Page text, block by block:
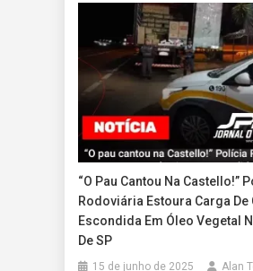
“O Pau Cantou Na Castello!”
Rodoviária Estoura Carga De
Escondida Em Óleo Vegetal
De SP
15 de junho de 2025 Alan